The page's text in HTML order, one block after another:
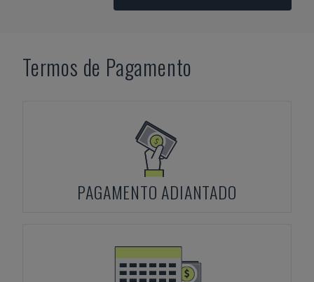
Termos de Pagamento
PAGAMENTO ADIANTADO